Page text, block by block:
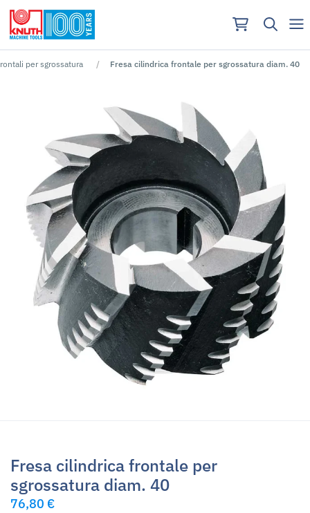
per sgrossatura Fresa cilindrica frontale per sgrossatura diam. 40
Fresa cilindrica frontale per
sgrossatura diam. 40
76,80 €